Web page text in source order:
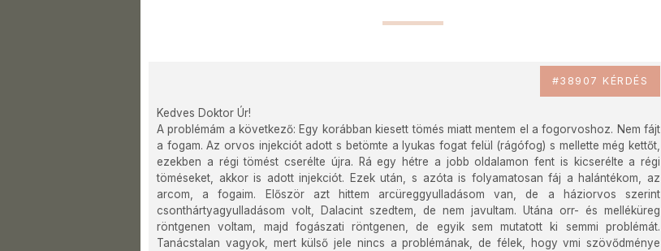
#38907 KÉRDÉS
Kedves Doktor Úr!
A problémám a következő: Egy korábban kiesett tömés miatt mentem el a fogorvoshoz. Nem fájt
a fogam. Az orvos injekciót adott s betömte a lyukas fogat felül (rágófog) s mellette még kettőt,
ezekben a régi tömést cserélte újra. Rá egy hétre a jobb oldalamon fent is kicserélte a régi
töméseket, akkor is adott injekciót. Ezek után, s azóta is folyamatosan fáj a halántékom, az
arcom, a fogaim. Először azt hittem arcüreggyulladásom van, de a háziorvos szerint
csonthártyagyulladásom volt, Dalacint szedtem, de nem javultam. Utána orr- és melléküreg
röntgenen voltam, majd fogászati röntgenen, de egyik sem mutatott ki semmi problémát.
Tanácstalan vagyok, mert külső jele nincs a problémának, de félek, hogy vmi szövődménye